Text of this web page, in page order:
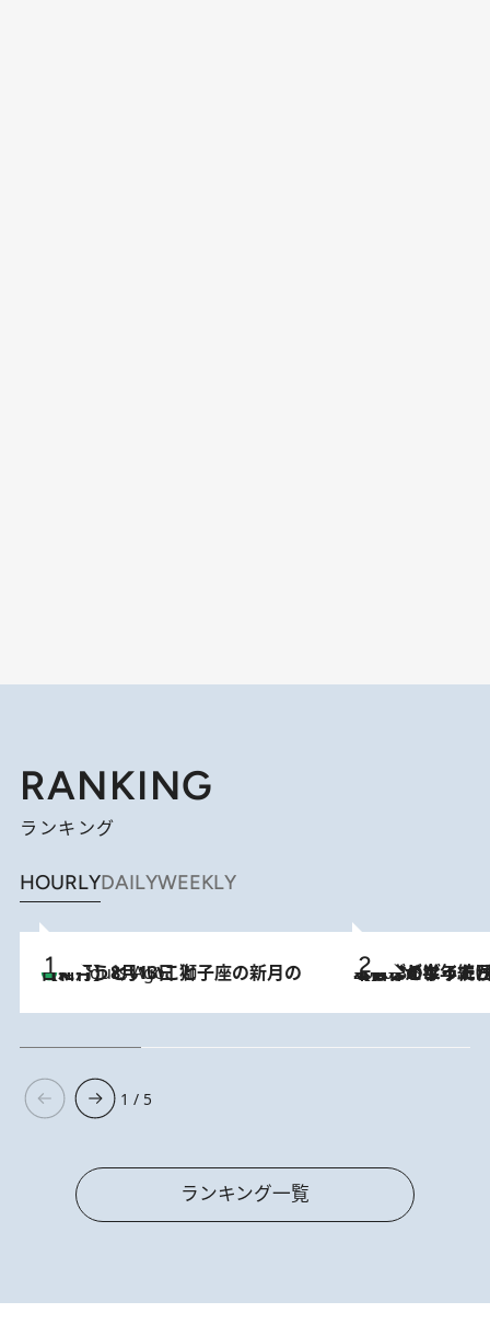
RANKING
ランキング
HOURLYDAILYWEEKLY
4 Hours Ago
【新月】8月13日 獅子座の新月の日に行うといいこと 2026.8.3
【自作のダイエットノートは攻略本】ダイエットが「苦しいもの」ではなくなった日。50代フードライターが半年続けられた理由は“楽しむこと”
1 / 5
ランキング一覧